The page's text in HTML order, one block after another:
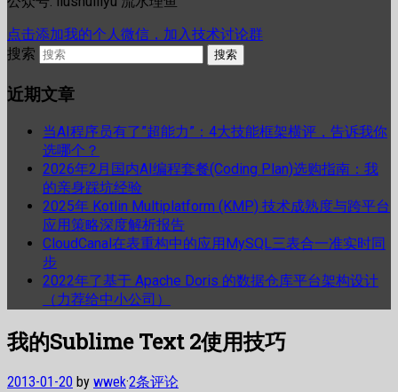
点击添加我的个人微信，加入技术讨论群
搜索
近期文章
当AI程序员有了”超能力”：4大技能框架横评，告诉我你
选哪个？
2026年2月国内AI编程套餐(Coding Plan)选购指南：我
的亲身踩坑经验
2025年 Kotlin Multiplatform (KMP) 技术成熟度与跨平台
应用策略深度解析报告
CloudCanal在表重构中的应用MySQL三表合一准实时同
步
2022年了基于 Apache Doris 的数据仓库平台架构设计
（力荐给中小公司）
我的Sublime Text 2使用技巧
2013-01-20 by wwek·2条评论